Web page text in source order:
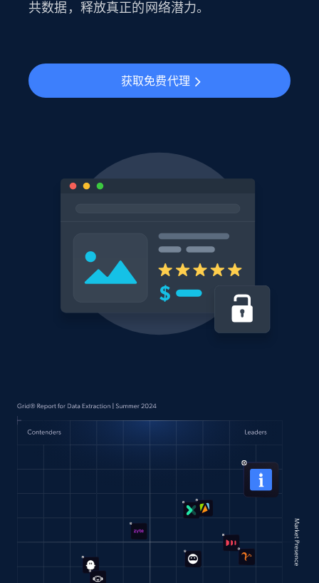
共数据，释放真正的网络潜力。
获取免费代理